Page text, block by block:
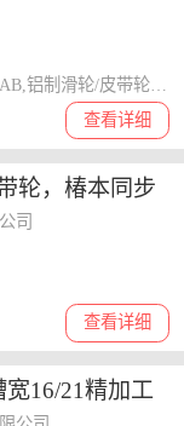
查看详细
关键词：瑞典Damalini,AB,铝制滑轮/皮带轮对齐,平皮带和链传动对准
轮，椿本同步
本止动轮
司
查看详细
16/21精加工